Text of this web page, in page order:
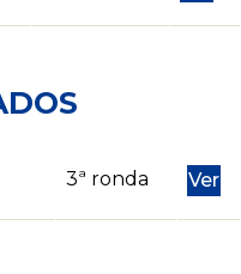
3ª ronda Ver